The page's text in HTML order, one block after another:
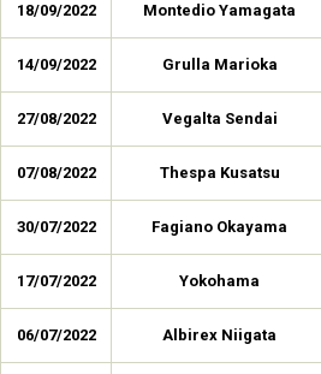
18/09/2022 Montedio Yamagata
14/09/2022 Grulla Marioka
27/08/2022 Vegalta Sendai
07/08/2022 Thespa Kusatsu
30/07/2022 Fagiano Okayama
17/07/2022 Yokohama
06/07/2022 Albirex Niigata